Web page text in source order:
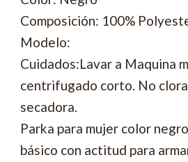
Composición: 100%
Modelo:
Cuidados:Lavar a Maquina
centrifugado corto. No
secadora.
Parka para mujer color
básico con actitud para